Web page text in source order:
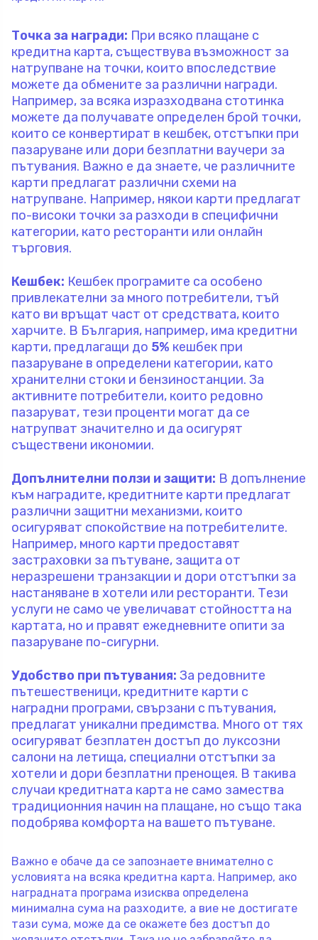
Точка за награди: При всяко плащане с
кредитна карта, съществува възможност за
натрупване на точки, които впоследствие
можете да обмените за различни награди.
Например, за всяка изразходвана стотинка
можете да получавате определен брой точки,
които се конвертират в кешбек, отстъпки при
пазаруване или дори безплатни ваучери за
пътувания. Важно е да знаете, че различните
карти предлагат различни схеми на
натрупване. Например, някои карти предлагат
по-високи точки за разходи в специфични
категории, като ресторанти или онлайн
търговия.
Кешбек: Кешбек програмите са особено
привлекателни за много потребители, тъй
като ви връщат част от средствата, които
харчите. В България, например, има кредитни
карти, предлагащи до 5% кешбек при
пазаруване в определени категории, като
хранителни стоки и бензиностанции. За
активните потребители, които редовно
пазаруват, тези проценти могат да се
натрупват значително и да осигурят
съществени икономии.
Допълнителни ползи и защити: В допълнение
към наградите, кредитните карти предлагат
различни защитни механизми, които
осигуряват спокойствие на потребителите.
Например, много карти предоставят
застраховки за пътуване, защита от
неразрешени транзакции и дори отстъпки за
настаняване в хотели или ресторанти. Тези
услуги не само че увеличават стойността на
картата, но и правят ежедневните опити за
пазаруване по-сигурни.
Удобство при пътувания: За редовните
пътешественици, кредитните карти с
наградни програми, свързани с пътувания,
предлагат уникални предимства. Много от тях
осигуряват безплатен достъп до луксозни
салони на летища, специални отстъпки за
хотели и дори безплатни пренощея. В такива
случаи кредитната карта не само замества
традиционния начин на плащане, но също така
подобрява комфортa на вашето пътуване.
Важно е обаче да се запознаете внимателно с
условията на всяка кредитна карта. Например, ако
наградната програма изисква определена
минимална сума на разходите, а вие не достигате
тази сума, може да се окажете без достъп до